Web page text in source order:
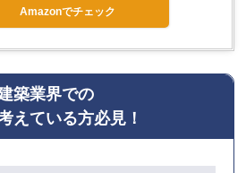
Amazonでチェック
築業界での
えている方必見！